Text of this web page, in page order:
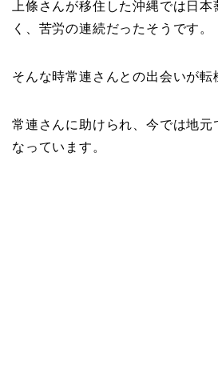
上條さんが移住した沖縄では日
く、苦労の連続だったそうです。
そんな時常連さんとの出会いが転
常連さんに助けられ、今では地元
なっています。